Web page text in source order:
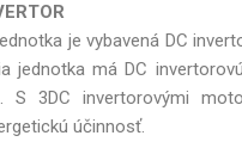
je vybavená DC
jednotka má DC
S 3DC invertorovými
účinnosť.